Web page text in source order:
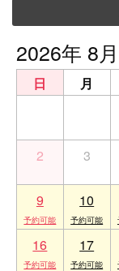
2026年 8月
日 月
2 3
9 10
16 17